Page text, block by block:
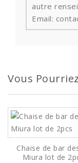
autre
Email:
Vous
Chaise de bar
Miura lot de